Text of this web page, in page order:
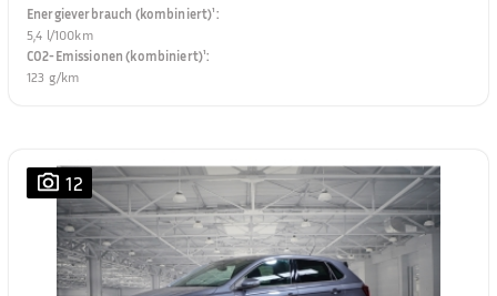
Energieverbrauch (kombiniert)¹:
5,4 l/100km
CO2-Emissionen (kombiniert)¹:
123 g/km
12